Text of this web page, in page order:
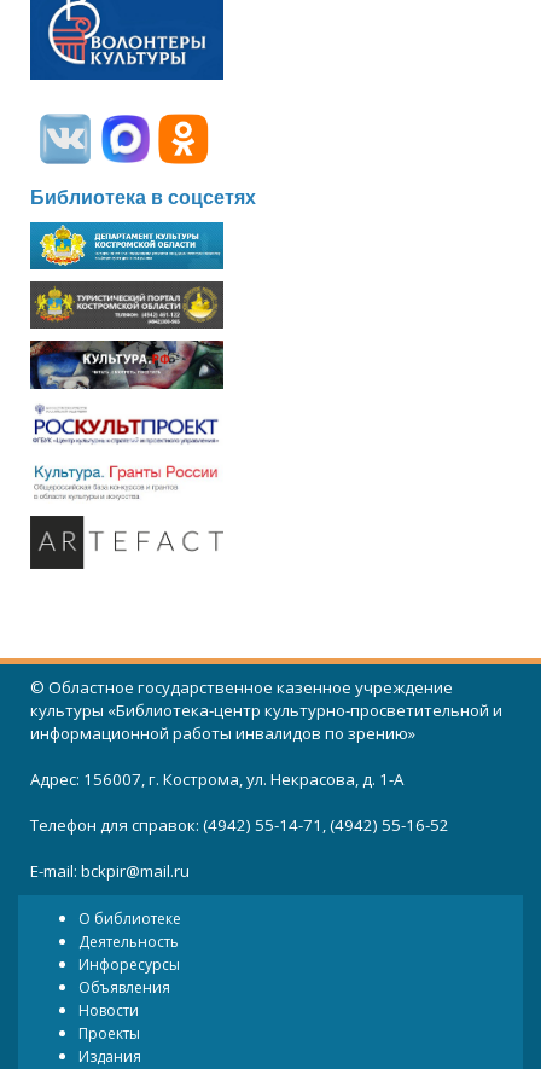
Библиотека в соцсетях
© Областное государственное казенное учреждение
культуры «Библиотека-центр культурно-просветительной и
информационной работы инвалидов по зрению»
Адрес: 156007, г. Кострома, ул. Некрасова, д. 1-А
Телефон для справок: (4942) 55-14-71, (4942) 55-16-52
E-mail: bckpir@mail.ru
О библиотеке
Деятельность
Инфоресурсы
Объявления
Новости
Проекты
Издания